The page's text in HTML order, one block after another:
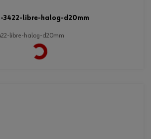
3422-libre-halog-d20mm
libre-halog-d20mm
Loading...